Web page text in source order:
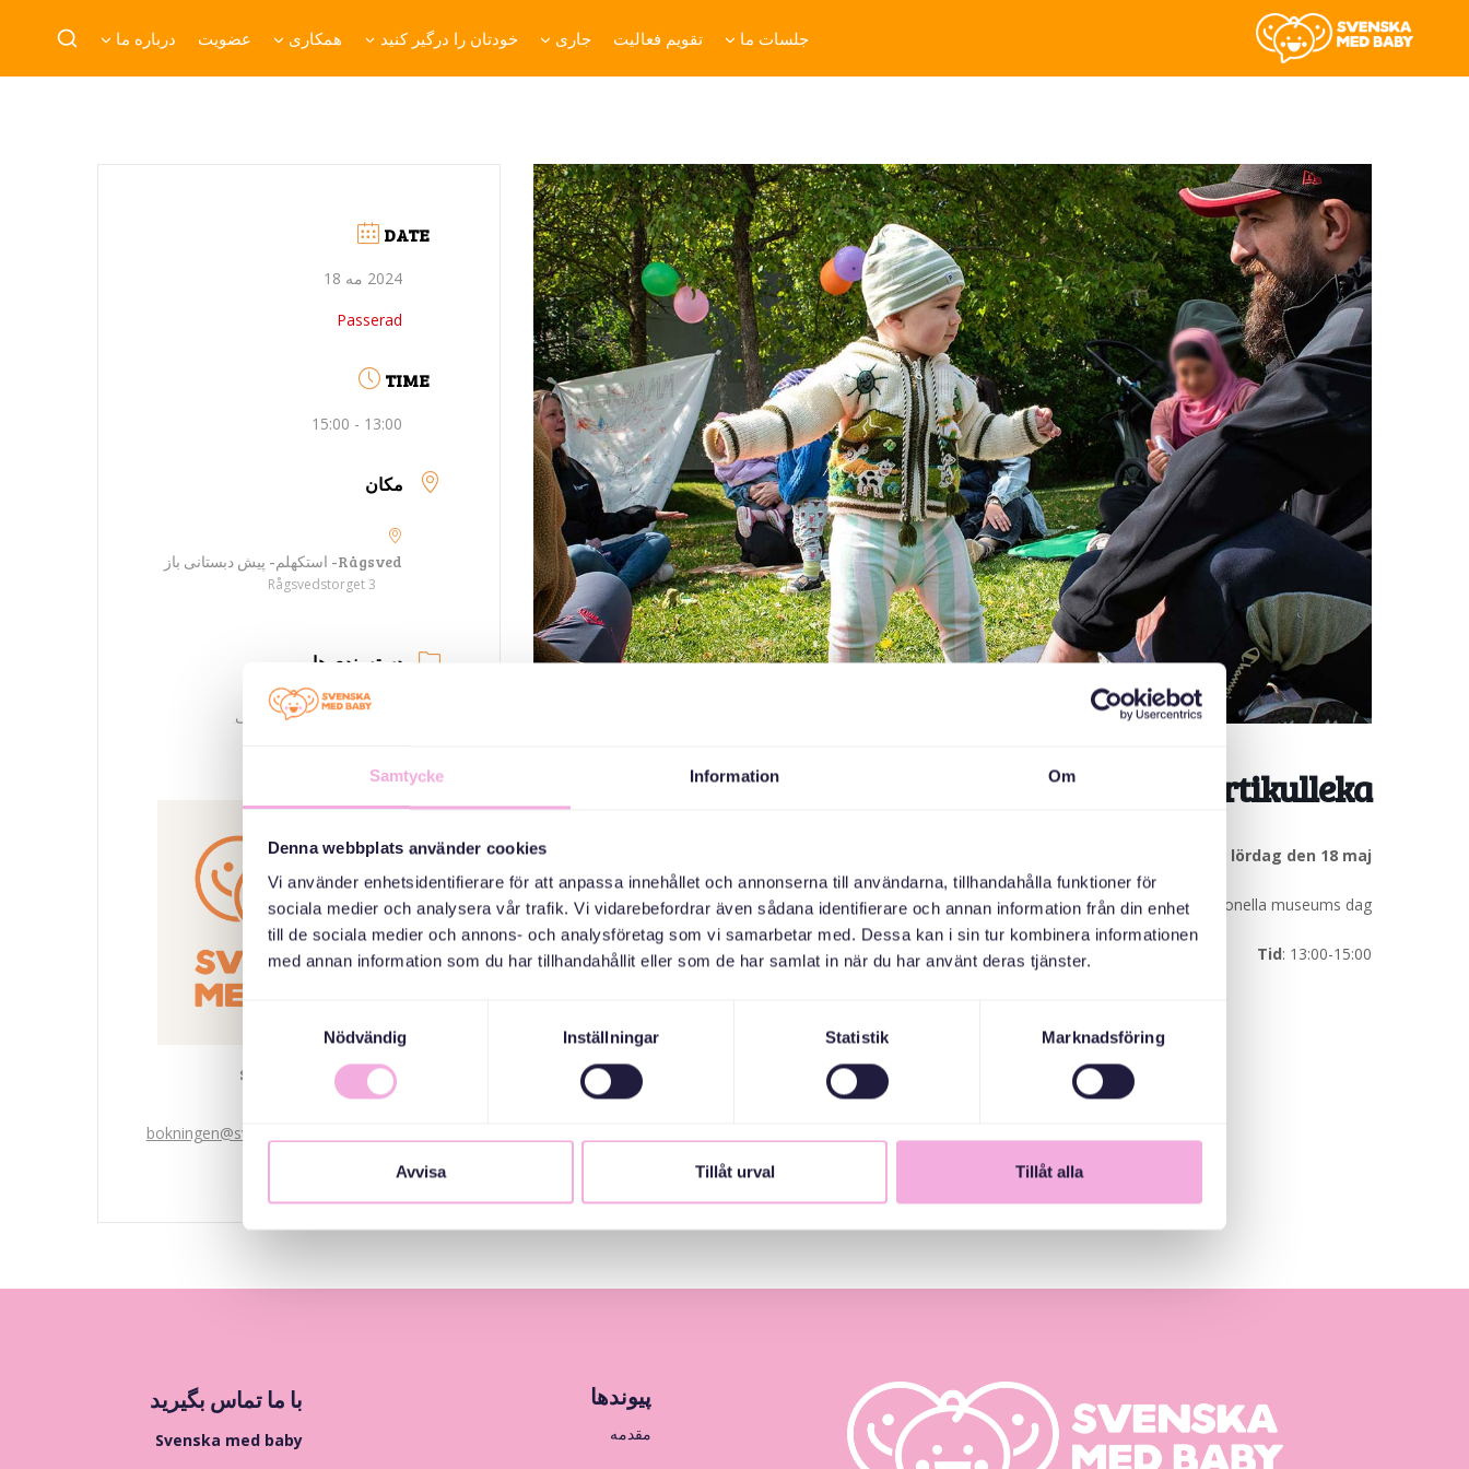
Samtycke Information Om
Denna webbplats använder cookies
Vi använder enhetsidentifierare för att anpassa innehållet och annonserna till användarna, tillhandahålla funktioner för
sociala medier och analysera vår trafik. Vi vidarebefordrar även sådana identifierare och annan information från din enhet
till de sociala medier och annons- och analysföretag som vi samarbetar med. Dessa kan i sin tur kombinera informationen
med annan information som du har tillhandahållit eller som de har samlat in när du har använt deras tjänster.
Samtyckesval
Nödvändig
Inställningar Statistik Marknadsföring
Avvisa Tillåt urval Tillåt alla
جلسات ما تقویم فعالیت جاری خودتان را درگیر کنید همکاری عضویت درباره ما
Familjelördag/Artikulleka
Träff på lördag den 18 maj
Tema: Internationella museums dag
Tid: 13:00-15:00
DATE
2024 مه 18
Passerad
TIME
13:00 - 15:00
مکان
Rågsved- استکهلم- پیش دبستانی باز
Rågsvedstorget 3
دسته بندی ها
گردهمایی های خانوادگی
سازمان دهنده
Svenska med baby
bokningen@svenskamedbaby.se
پیوندها
مقدمه
با ما تماس بگیرید
Svenska med baby